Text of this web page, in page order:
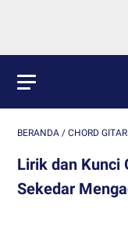
BERANDA / CHORD GITAR
Lirik dan Kunci
Sekedar